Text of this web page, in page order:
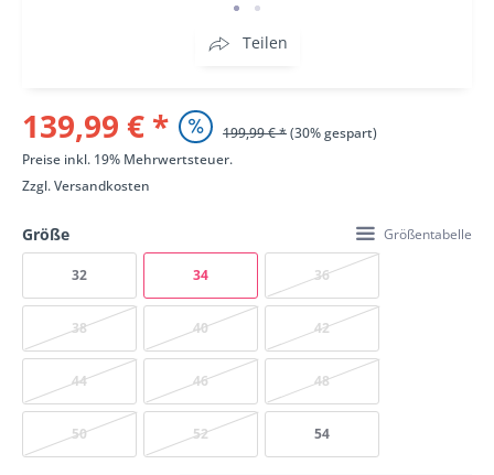
Teilen
139,99 € * 199,99 € *(30% gespart)
Preise inkl. 19% Mehrwertsteuer.
Zzgl.Versandkosten
Größe Größentabelle
32 34 36
38 40 42
44 46 48
50 52 54